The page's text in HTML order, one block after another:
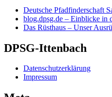
Deutsche Pfadfinderschaft
blog.dpsg.de – Einblicke in
Das Rüsthaus – Unser
DPSG-Ittenbach
Datenschutzerklärung
Impressum